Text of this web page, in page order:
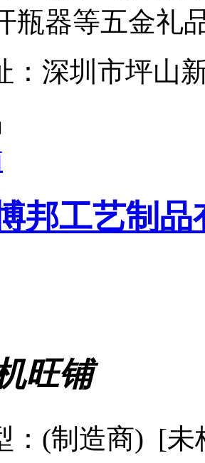
瓶器等五金礼
：深圳市坪山
邦工艺制品
旺铺
：(制造商) [未